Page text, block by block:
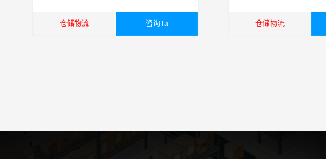
仓储物流
咨询Ta
人喊出，“得物流者得天下”
仓储物流